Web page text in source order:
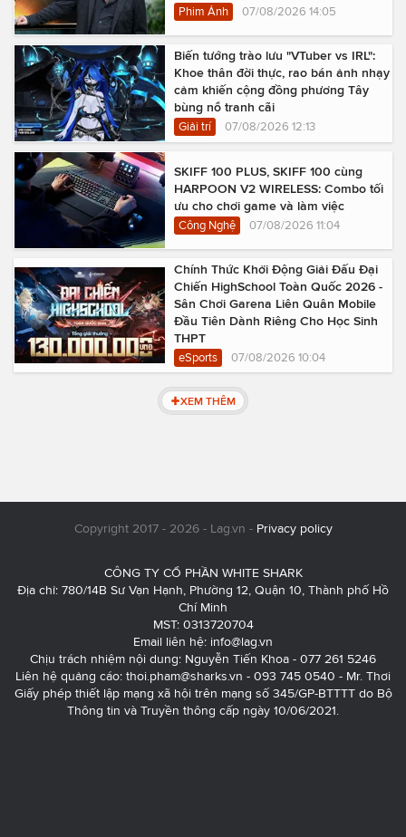
Phim Ảnh 07/08/2026 14:05
Biến tướng trào lưu "VTuber vs IRL":
Khoe thân đời thực, rao bán ảnh nhạy
cảm khiến cộng đồng phương Tây
bùng nổ tranh cãi
Giải trí 07/08/2026 12:13
SKIFF 100 PLUS, SKIFF 100 cùng
HARPOON V2 WIRELESS: Combo tối
ưu cho chơi game và làm việc
Công Nghệ 07/08/2026 11:04
Chính Thức Khởi Động Giải Đấu Đại
Chiến HighSchool Toàn Quốc 2026 -
Sân Chơi Garena Liên Quân Mobile
Đầu Tiên Dành Riêng Cho Học Sinh
THPT
eSports 07/08/2026 10:04
XEM THÊM
Copyright 2017 - 2026 - Lag.vn - Privacy policy
CÔNG TY CỔ PHẦN WHITE SHARK
Địa chỉ: 780/14B Sư Vạn Hạnh, Phường 12, Quận 10, Thành phố Hồ
Chí Minh
MST: 0313720704
Email liên hệ: info@lag.vn
Chịu trách nhiệm nội dung: Nguyễn Tiến Khoa - 077 261 5246
Liên hệ quảng cáo: thoi.pham@sharks.vn - 093 745 0540 - Mr. Thơi
Giấy phép thiết lập mạng xã hội trên mạng số 345/GP-BTTTT do Bộ
Thông tin và Truyền thông cấp ngày 10/06/2021.